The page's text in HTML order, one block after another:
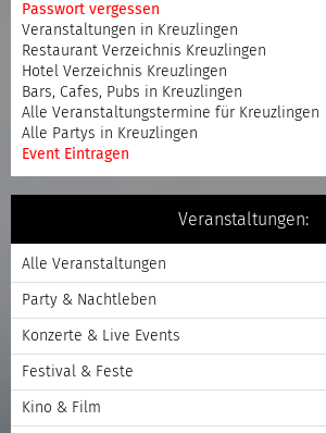
Passwort vergessen
Veranstaltungen in Kreuzlingen
Restaurant Verzeichnis Kreuzlingen
Hotel Verzeichnis Kreuzlingen
Bars, Cafes, Pubs in Kreuzlingen
Alle Veranstaltungstermine für Kreuzlingen
Alle Partys in Kreuzlingen
Event Eintragen
Veranstaltungen:
Alle Veranstaltungen
Party & Nachtleben
Konzerte & Live Events
Festival & Feste
Kino & Film